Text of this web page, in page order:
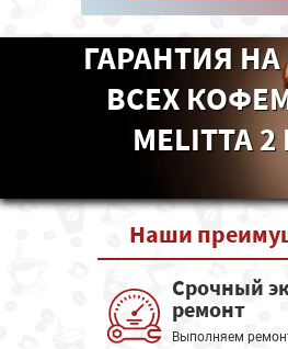
ГАРАНТИЯ
ВСЕХ
MELITTA
Наши
Срочный
ремонт
Выполняем